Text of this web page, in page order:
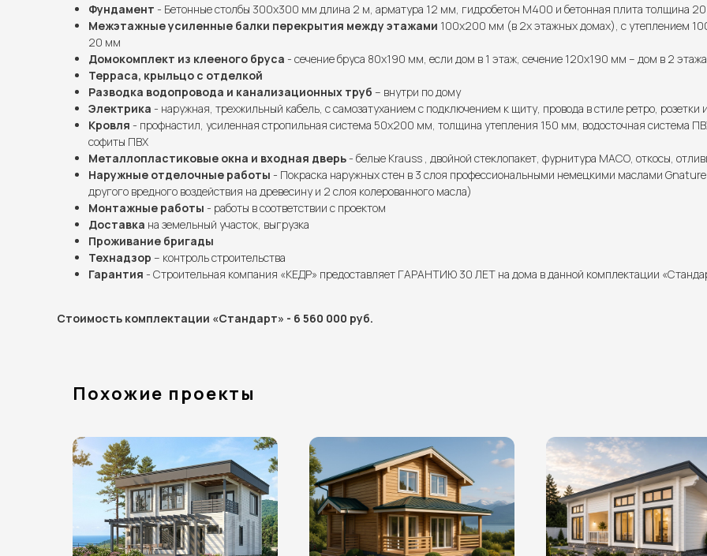
Фундамент - Бетонные столбы 300х300 мм длина 2 м, арматура 12 мм, гидробетон М400 и бетонная плита толщина
Межэтажные усиленные балки перекрытия между этажами 100х200 мм (в 2х этажных домах), с утеплением
20 мм
Домокомплект из клееного бруса - сечение бруса 80х190 мм, если дом в 1 этаж, сечение 120х190 мм – дом в 2 этажа
Терраса, крыльцо с отделкой
Разводка водопровода и канализационных труб – внутри по дому
Электрика - наружная, трехжильный кабель, с самозатуханием с подключением к щиту, провода в стиле ретро, розетки
Кровля - профнастил, усиленная стропильная система 50х200 мм, толщина утепления 150 мм, водосточная система
софиты ПВХ
Металлопластиковые окна и входная дверь- белые Krauss , двойной стеклопакет, фурнитура МАСО, откосы,
Наружные отделочные работы - Покраска наружных стен в 3 слоя профессиональными немецкими маслами
другого вредного воздействия на древесину и 2 слоя колерованного масла)
Монтажные работы - работы в соответствии с проектом
Доставка на земельный участок, выгрузка
Проживание бригады
Технадзор – контроль строительства
Гарантия - Строительная компания «КЕДР» предоставляет ГАРАНТИЮ 30 ЛЕТ на дома в данной комплектации
Стоимость комплектации «Стандарт» - 6 560 000 руб.
Похожие проекты